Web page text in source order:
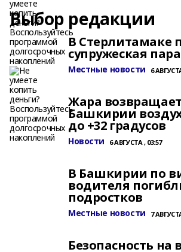
Выбор редакции
В Стерлитамаке
супружеская пара
Местные новости 6
Жара
Башкирии воздух
до +32 градусов
Новости 6 АВГУСТА , 03:57
В Башкирии по
водителя
подростков
Местные новости 7
Безопасность на